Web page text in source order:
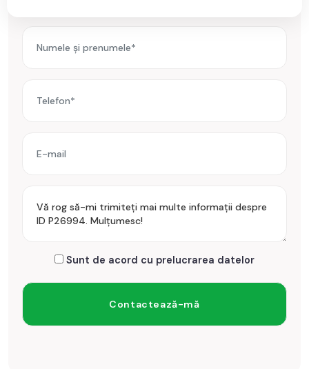
Sunt de acord cu prelucrarea datelor